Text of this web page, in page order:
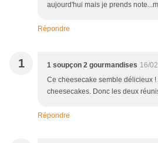
aujourd'hui mais je prends
Répondre
1 1 soupçon 2 gourmandises 16/
Ce cheesecake semble délicieux
cheesecakes. Donc les deux
Répondre